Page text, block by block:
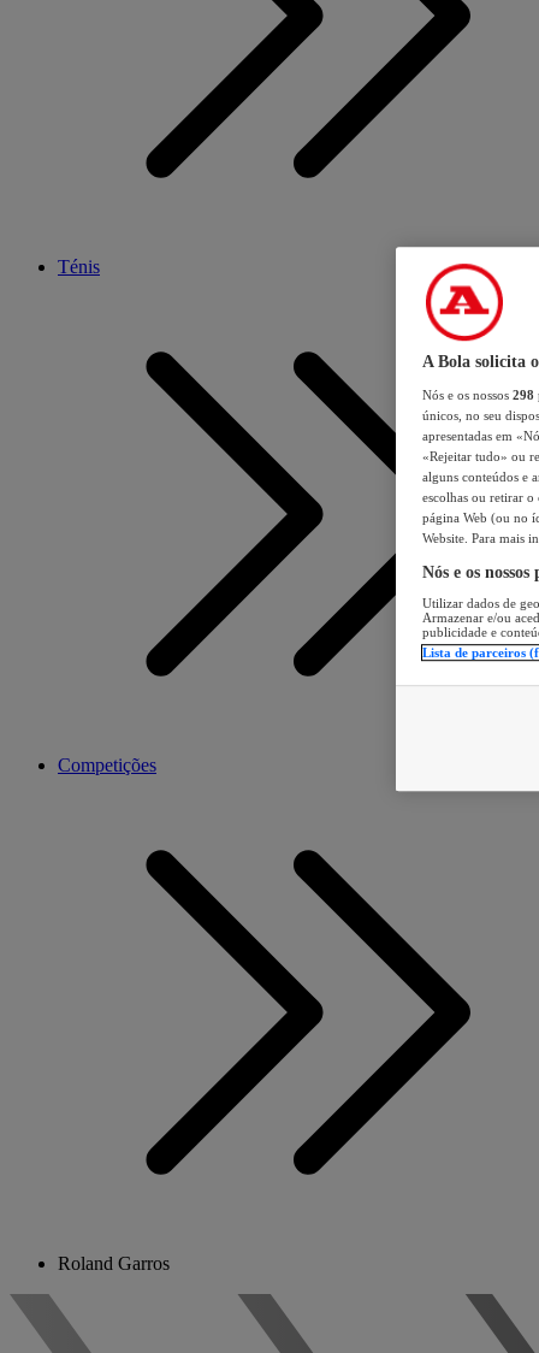
Ténis
Competições
Roland Garros
A Bola solicita
Nós e os nossos 298
únicos, no seu
apresentadas em
«Rejeitar tudo» ou
alguns conteúdos e
escolhas ou retirar
página Web (ou no
Website. Para mais
Nós e os
Utilizar dados de
Armazenar e/ou
publicidade e
Lista de parceiros